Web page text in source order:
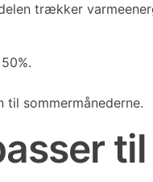
trækker
til sommermånederne.